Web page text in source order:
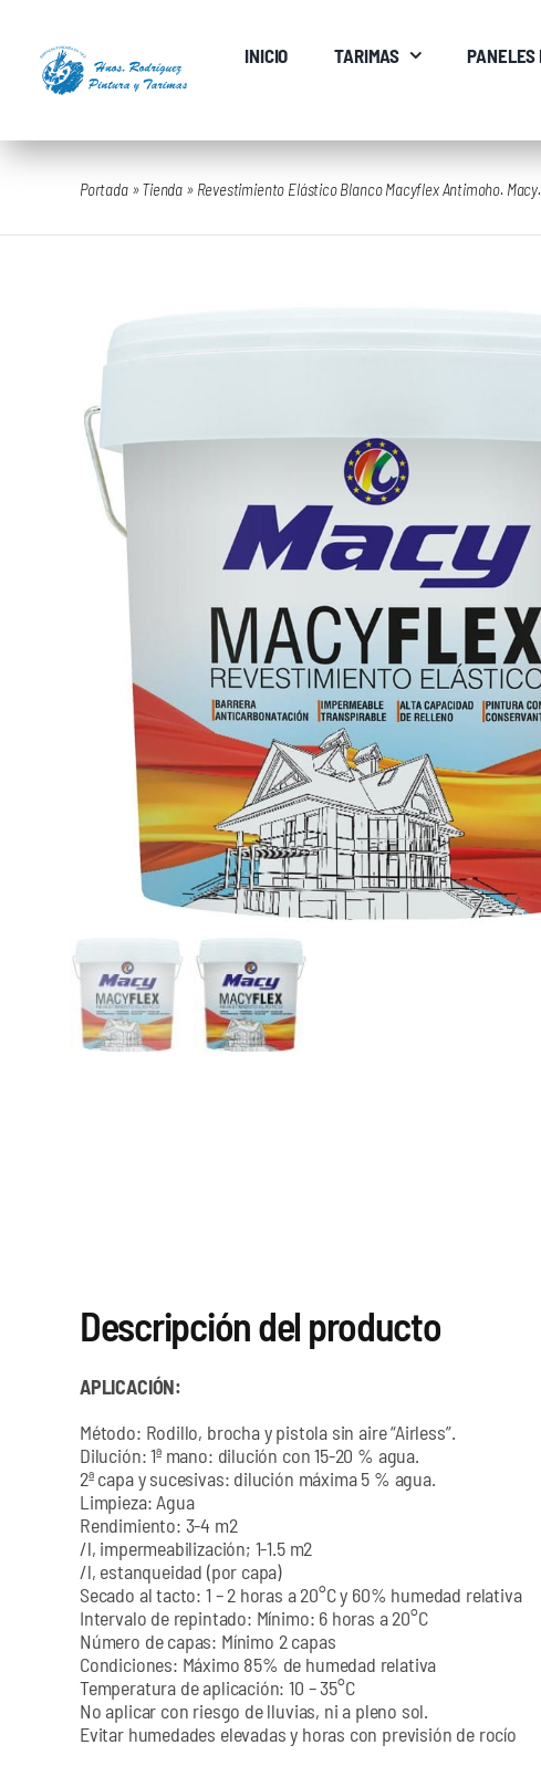
contenido
INICIO TARIMAS PANELES
Portada»Tienda » Revestimiento Elástico Blanco Macyflex Antimoho. Macy.
Descripción del producto
APLICACIÓN:
Método: Rodillo, brocha y pistola sin aire “Airless”.
Dilución: 1ª mano: dilución con 15-20 % agua.
2ª capa y sucesivas: dilución máxima 5 % agua.
Limpieza: Agua
Rendimiento: 3-4 m2
/l, impermeabilización; 1-1.5 m2
/l, estanqueidad (por capa)
Secado al tacto: 1 – 2 horas a 20°C y 60% humedad relativa
Intervalo de repintado: Mínimo: 6 horas a 20°C
Número de capas: Mínimo 2 capas
Condiciones: Máximo 85% de humedad relativa
Temperatura de aplicación: 10 – 35°C
No aplicar con riesgo de lluvias, ni a pleno sol.
Evitar humedades elevadas y horas con previsión de rocío